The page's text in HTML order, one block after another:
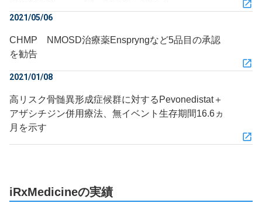
2021/05/06
CHMP NMOSD治療薬Enspryngなど5品目の承認
を勧告
2021/01/08
高リスク骨髄異形成症候群に対するPevonedistat＋
アザシチジン併用療法、無イベント生存期間16.6ヵ
月を示す
iRxMedicineの実績